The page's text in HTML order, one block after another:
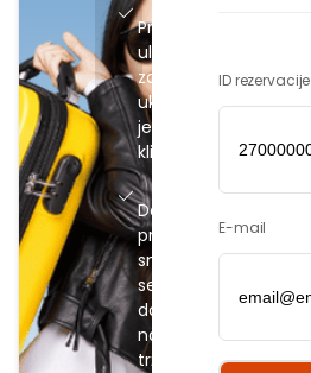
Pristupite
ulaznicama
za
ukrcavanje
jednim
klikom
Dodajte
prtljag,
smeštaj,
sedišta i
dodatke
na
tržištu
ID rezervacije
E-mail